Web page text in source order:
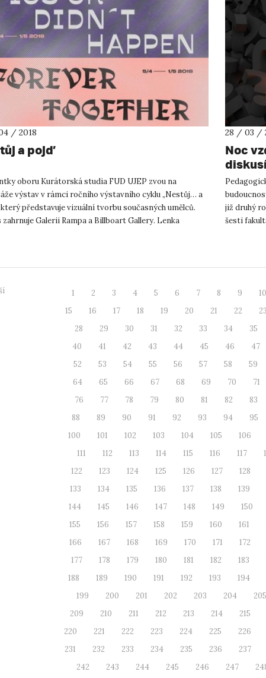
/ 2018
a pojď
oboru Kurátorská studia FUD UJEP zvou na
výstav v rámci ročního výstavního cyklu „Nestůj… a
který představuje vizuální tvorbu současných umělců.
zahrnuje Galerii Rampa a Billboart Gallery. Lenka
28 / 03 /
Noc
již druhý
šesti
1 2 3 4 5 6 7 8 9 10
15
16 17 18 19 20 21 22 23
28
29 30 31 32 33 34 35
40
41 42 43 44 45 46 47
52
53 54 55 56 57 58 59
64
65 66 67 68 69 70 71
76
77 78 79 80 81 82 83
88
89 90 91 92 93 94 95
100
101 102 103 104 105 106
111
112 113 114 115 116 117
122
123 124 125 126 127 128
133
134 135 136 137 138 139
144
145 146 147 148 149 150
155
156 157 158 159 160 161
166
167 168 169 170 171 172
177
178 179 180 181 182 183
188
189 190 191 192 193 194
199
200 201 202 203 204 205
209
210 211 212 213 214 215
220
221 222 223 224 225 226
231
232 233 234 235 236 237
242
243 244 245 246 247